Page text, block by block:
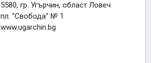
5580, гр. Угърчин, област Ловеч
пл. "Свобода" № 1
www.ugarchin.bg